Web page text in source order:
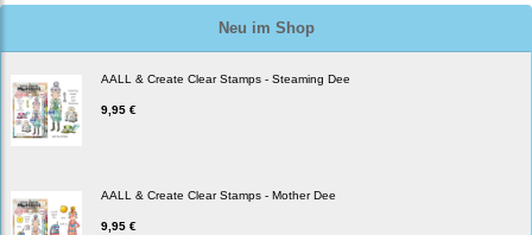
Neu im Shop
AALL & Create Clear Stamps - Steaming Dee
9,95 €
AALL & Create Clear Stamps - Mother Dee
9,95 €